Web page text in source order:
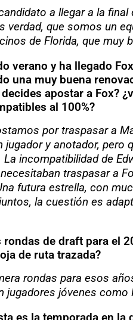
a llegar a la
verdad, que somos un
de Florida, que muy
verano y ha llegado
una muy buena
apostar a Fox?
al 100%?
por traspasar a
y anotador,
incompatibilidad de
traspasar a
futura estrella, con
la cuestión es
de draft para el
de ruta trazada?
rondas para esos
jóvenes como